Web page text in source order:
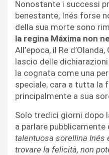
Nonostante i successi
benestante, Inés forse
della sua morte sono
la regina Máxima non
All’epoca, il Re
lascio delle
la cognata come una
speciale, cara a tutta la
principalmente a sua
Solo tredici giorni dopo
a parlare pubblicamente
talentuosa sorellina Inés
trovare la felicità, non